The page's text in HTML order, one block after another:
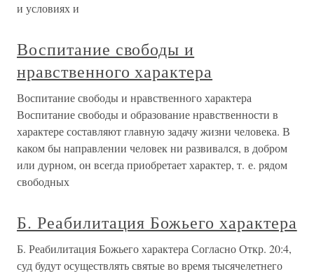
и условиях и
Воспитание свободы и
нравственного характера
Воспитание свободы и нравственного характера
Воспитание свободы и образование нравственности в
характере составляют главную задачу жизни человека. В
каком бы направлении человек ни развивался, в добром
или дурном, он всегда приобретает характер, т. е. рядом
свободных
Б. Реабилитация Божьего характера
Б. Реабилитация Божьего характера Согласно Откр. 20:4,
суд будут осуществлять святые во время тысячелетнего